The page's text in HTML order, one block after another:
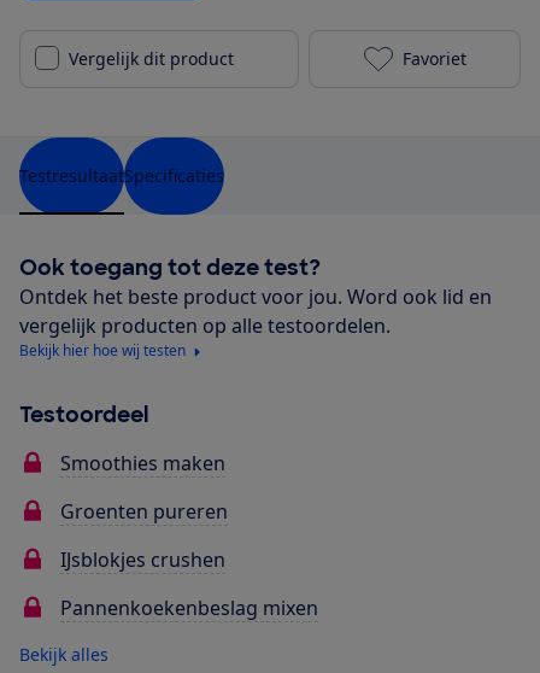
Vergelijk dit product Tomado
Favoriet
TestresultaatSpecificaties
Ook toegang tot deze test?
Ontdek het beste product voor jou. Word ook lid en
vergelijk producten op alle testoordelen.
Bekijk hier hoe wij testen
Testoordeel
Smoothies maken
Groenten pureren
IJsblokjes crushen
Pannenkoekenbeslag mixen
Bekijk alles